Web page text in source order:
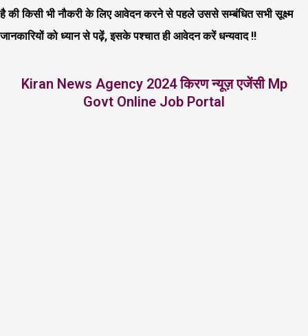
है की किसी भी नौकरी के लिए आवेदन करने से पहले उससे सम्बंधित सभी सूक्ष्म
जानकारियों को ध्यान से पढ़ें, इसके पश्चात ही आवेदन करें धन्यवाद !!
Kiran News Agency 2024 किरण न्यूज़ एजेंसी Mp
Govt Online Job Portal